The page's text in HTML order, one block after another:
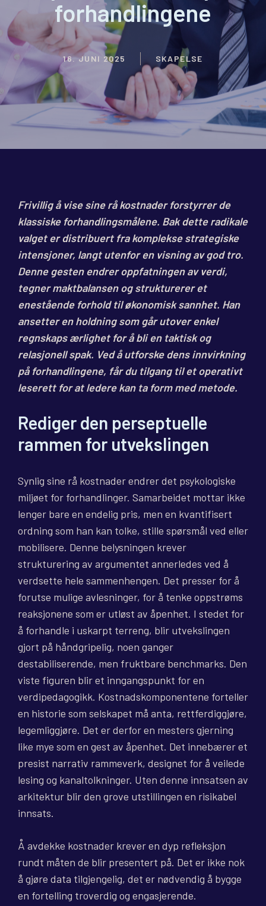
forhandlingene
16. JUNI 2025 SKAPELSE
Frivillig å vise sine rå kostnader forstyrrer de
klassiske forhandlingsmålene. Bak dette radikale
valget er distribuert fra komplekse strategiske
intensjoner, langt utenfor en visning av god tro.
Denne gesten endrer oppfatningen av verdi,
tegner maktbalansen og strukturerer et
enestående forhold til økonomisk sannhet. Han
ansetter en holdning som går utover enkel
regnskaps ærlighet for å bli en taktisk og
relasjonell spak. Ved å utforske dens innvirkning
på forhandlingene, får du tilgang til et operativt
leserett for at ledere kan ta form med metode.
Rediger den perseptuelle
rammen for utvekslingen
Synlig sine rå kostnader endrer det psykologiske
miljøet for forhandlinger. Samarbeidet mottar ikke
lenger bare en endelig pris, men en kvantifisert
ordning som han kan tolke, stille spørsmål ved eller
mobilisere. Denne belysningen krever
strukturering av argumentet annerledes ved å
verdsette hele sammenhengen. Det presser for å
forutse mulige avlesninger, for å tenke oppstrøms
reaksjonene som er utløst av åpenhet. I stedet for
å forhandle i uskarpt terreng, blir utvekslingen
gjort på håndgripelig, noen ganger
destabiliserende, men fruktbare benchmarks. Den
viste figuren blir et inngangspunkt for en
verdipedagogikk. Kostnadskomponentene forteller
en historie som selskapet må anta, rettferdiggjøre,
legemliggjøre. Det er derfor en mesters gjerning
like mye som en gest av åpenhet. Det innebærer et
presist narrativ rammeverk, designet for å veilede
lesing og kanaltolkninger. Uten denne innsatsen av
arkitektur blir den grove utstillingen en risikabel
innsats.
Å avdekke kostnader krever en dyp refleksjon
rundt måten de blir presentert på. Det er ikke nok
å gjøre data tilgjengelig, det er nødvendig å bygge
en fortelling troverdig og engasjerende.